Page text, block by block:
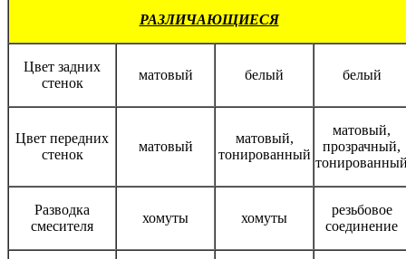
РАЗЛИЧАЮЩИЕСЯ
Цвет задних
стенок
матовый белый белый
Цвет передних
стенок
матовый
матовый,
тонированный
матовый,
прозрачный,
Разводка
смесителя
хомуты хомуты
резьбовое
соединение